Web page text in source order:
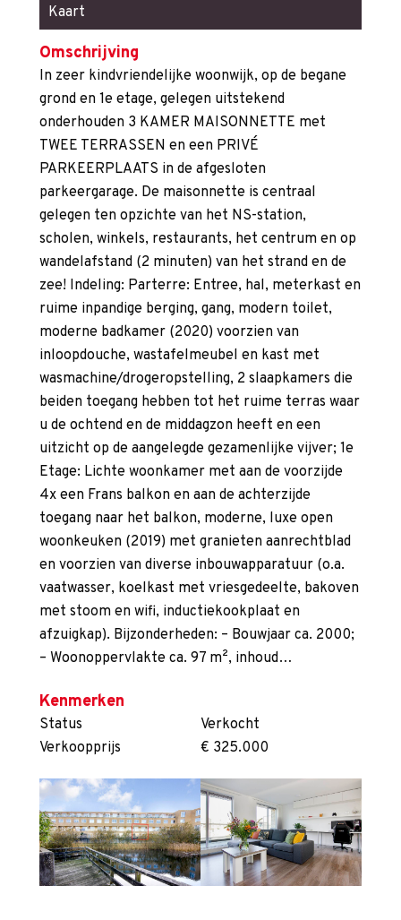
Kaart
Omschrijving
In zeer kindvriendelijke woonwijk, op de begane
grond en 1e etage, gelegen uitstekend
onderhouden 3 KAMER MAISONNETTE met
TWEE TERRASSEN en een PRIVÉ
PARKEERPLAATS in de afgesloten
parkeergarage. De maisonnette is centraal
gelegen ten opzichte van het NS-station,
scholen, winkels, restaurants, het centrum en op
wandelafstand (2 minuten) van het strand en de
zee! Indeling: Parterre: Entree, hal, meterkast en
ruime inpandige berging, gang, modern toilet,
moderne badkamer (2020) voorzien van
inloopdouche, wastafelmeubel en kast met
wasmachine/drogeropstelling, 2 slaapkamers die
beiden toegang hebben tot het ruime terras waar
u de ochtend en de middagzon heeft en een
uitzicht op de aangelegde gezamenlijke vijver; 1e
Etage: Lichte woonkamer met aan de voorzijde
4x een Frans balkon en aan de achterzijde
toegang naar het balkon, moderne, luxe open
woonkeuken (2019) met granieten aanrechtblad
en voorzien van diverse inbouwapparatuur (o.a.
vaatwasser, koelkast met vriesgedeelte, bakoven
met stoom en wifi, inductiekookplaat en
afzuigkap). Bijzonderheden: – Bouwjaar ca. 2000;
– Woonoppervlakte ca. 97 m², inhoud…
Kenmerken
Status
Verkocht
Verkoopprijs
€ 325.000